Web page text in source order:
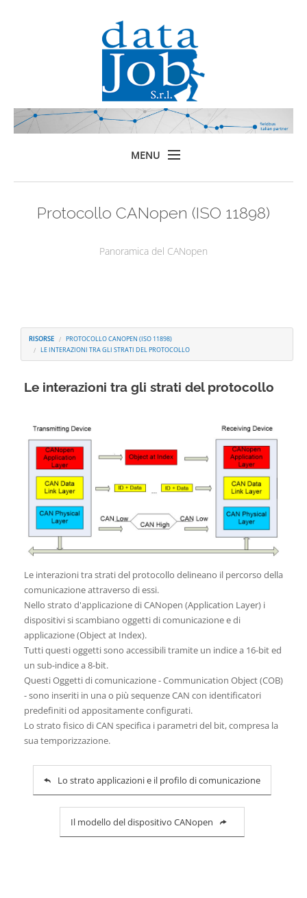
MENU
Prodotti
Protocollo CANopen (ISO 11898)
Panoramica del CANopen
RISORSE
PROTOCOLLO CANOPEN (ISO 11898)
LE INTERAZIONI TRA GLI STRATI DEL PROTOCOLLO
Le interazioni tra gli strati del protocollo
Le interazioni tra strati del protocollo delineano il percorso della
comunicazione attraverso di essi.
Nello strato d'applicazione di CANopen (Application Layer) i
dispositivi si scambiano oggetti di comunicazione e di
applicazione (Object at Index).
Tutti questi oggetti sono accessibili tramite un indice a 16-bit ed
un sub-indice a 8-bit.
Questi Oggetti di comunicazione - Communication Object (COB)
- sono inseriti in una o più sequenze CAN con identificatori
predefiniti od appositamente configurati.
Lo strato fisico di CAN specifica i parametri del bit, compresa la
sua temporizzazione.
Lo strato applicazioni e il profilo di comunicazione
Il modello del dispositivo CANopen